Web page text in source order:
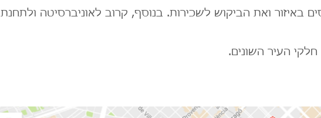
באיזור ואת הביקוש לשכירות. בנוסף, קרוב לאוניברסיטה ולתחנת
העיר השונים.